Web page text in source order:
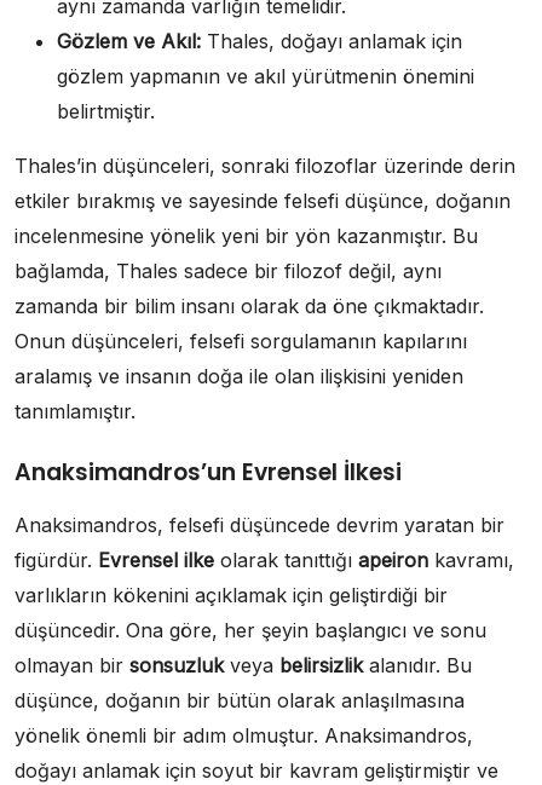
aynı zamanda varlığın temelidir.
Gözlem ve Akıl: Thales, doğayı anlamak için
gözlem yapmanın ve akıl yürütmenin önemini
belirtmiştir.
Thales’in düşünceleri, sonraki filozoflar üzerinde derin
etkiler bırakmış ve sayesinde felsefi düşünce, doğanın
incelenmesine yönelik yeni bir yön kazanmıştır. Bu
bağlamda, Thales sadece bir filozof değil, aynı
zamanda bir bilim insanı olarak da öne çıkmaktadır.
Onun düşünceleri, felsefi sorgulamanın kapılarını
aralamış ve insanın doğa ile olan ilişkisini yeniden
tanımlamıştır.
Anaksimandros’un Evrensel İlkesi
Anaksimandros, felsefi düşüncede devrim yaratan bir
figürdür. Evrensel ilke olarak tanıttığı apeiron kavramı,
varlıkların kökenini açıklamak için geliştirdiği bir
düşüncedir. Ona göre, her şeyin başlangıcı ve sonu
olmayan bir sonsuzlukveya belirsizlikalanıdır. Bu
düşünce, doğanın bir bütün olarak anlaşılmasına
yönelik önemli bir adım olmuştur. Anaksimandros,
doğayı anlamak için soyut bir kavram geliştirmiştir ve